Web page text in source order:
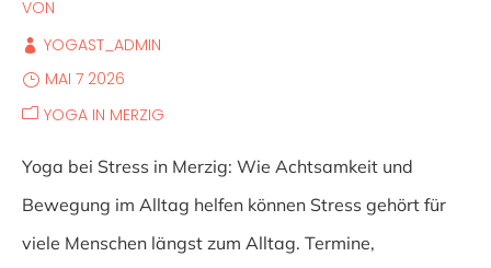
VON
YOGAST_ADMIN
MAI 7 2026
YOGA IN MERZIG
Yoga bei Stress in Merzig: Wie Achtsamkeit und
Bewegung im Alltag helfen können Stress gehört für
viele Menschen längst zum Alltag. Termine,